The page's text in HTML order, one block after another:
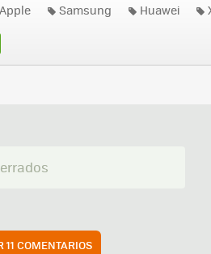
Apple Samsung Huawei
11 COMENTARIOS